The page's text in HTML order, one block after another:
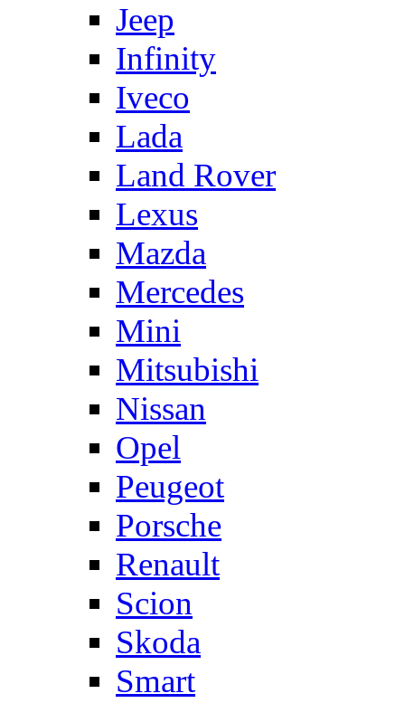
Jeep
Infinity
Iveco
Lada
Land Rover
Lexus
Mazda
Mercedes
Mini
Mitsubishi
Nissan
Opel
Peugeot
Porsche
Renault
Scion
Skoda
Smart